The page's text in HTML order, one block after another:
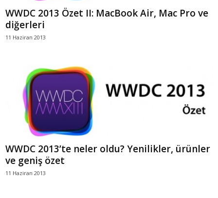
WWDC 2013 Özet II: MacBook Air, Mac Pro ve
diğerleri
11 Haziran 2013
WWDC 2013’te neler oldu? Yenilikler, ürünler
ve geniş özet
11 Haziran 2013